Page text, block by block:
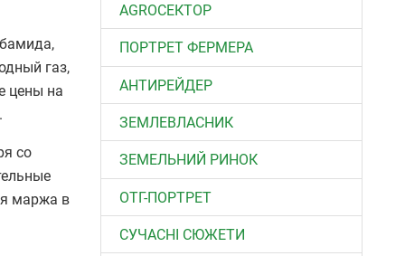
газ,
цены на
со
маржа в
АGROСЕКТОР
ПОРТРЕТ ФЕРМЕРА
АНТИРЕЙДЕР
ЗЕМЛЕВЛАСНИК
ЗЕМЕЛЬНИЙ РИНОК
ОТГ-ПОРТРЕТ
СУЧАСНІ СЮЖЕТИ